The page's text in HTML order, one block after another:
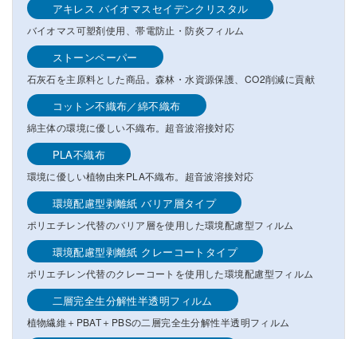
アキレス バイオマスセイデンクリスタル
バイオマス可塑剤使用、帯電防止・防炎フィルム
ストーンペーパー
石灰石を主原料とした商品。森林・水資源保護、CO2削減に貢献
コットン不織布／綿不織布
綿主体の環境に優しい不織布。超音波溶接対応
PLA不織布
環境に優しい植物由来PLA不織布。超音波溶接対応
環境配慮型剥離紙 バリア層タイプ
ポリエチレン代替のバリア層を使用した環境配慮型フィルム
環境配慮型剥離紙 クレーコートタイプ
ポリエチレン代替のクレーコートを使用した環境配慮型フィルム
二層完全生分解性半透明フィルム
植物繊維＋PBAT＋PBSの二層完全生分解性半透明フィルム